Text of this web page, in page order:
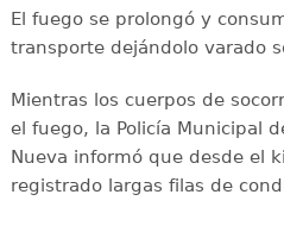
El fuego se prolongó y
transporte dejándolo varado
Mientras los cuerpos de
el fuego, la Policía Municipal
Nueva informó que desde el
registrado largas filas de